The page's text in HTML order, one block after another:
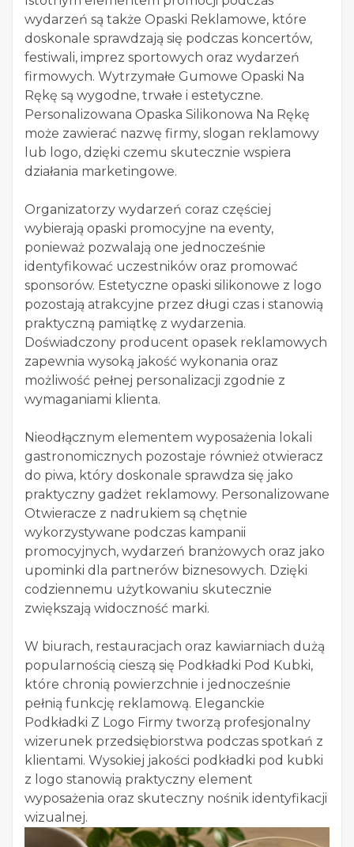
wydarzeń są także Opaski Reklamowe, które
doskonale sprawdzają się podczas koncertów,
festiwali, imprez sportowych oraz wydarzeń
firmowych. Wytrzymałe Gumowe Opaski Na
Rękę są wygodne, trwałe i estetyczne.
Personalizowana Opaska Silikonowa Na Rękę
może zawierać nazwę firmy, slogan reklamowy
lub logo, dzięki czemu skutecznie wspiera
działania marketingowe.
Organizatorzy wydarzeń coraz częściej
wybierają opaski promocyjne na eventy,
ponieważ pozwalają one jednocześnie
identyfikować uczestników oraz promować
sponsorów. Estetyczne opaski silikonowe z logo
pozostają atrakcyjne przez długi czas i stanowią
praktyczną pamiątkę z wydarzenia.
Doświadczony producent opasek reklamowych
zapewnia wysoką jakość wykonania oraz
możliwość pełnej personalizacji zgodnie z
wymaganiami klienta.
Nieodłącznym elementem wyposażenia lokali
gastronomicznych pozostaje również otwieracz
do piwa, który doskonale sprawdza się jako
praktyczny gadżet reklamowy. Personalizowane
Otwieracze z nadrukiem są chętnie
wykorzystywane podczas kampanii
promocyjnych, wydarzeń branżowych oraz jako
upominki dla partnerów biznesowych. Dzięki
codziennemu użytkowaniu skutecznie
zwiększają widoczność marki.
W biurach, restauracjach oraz kawiarniach dużą
popularnością cieszą się Podkładki Pod Kubki,
które chronią powierzchnie i jednocześnie
pełnią funkcję reklamową. Eleganckie
Podkładki Z Logo Firmy tworzą profesjonalny
wizerunek przedsiębiorstwa podczas spotkań z
klientami. Wysokiej jakości podkładki pod kubki
z logo stanowią praktyczny element
wyposażenia oraz skuteczny nośnik identyfikacji
wizualnej.